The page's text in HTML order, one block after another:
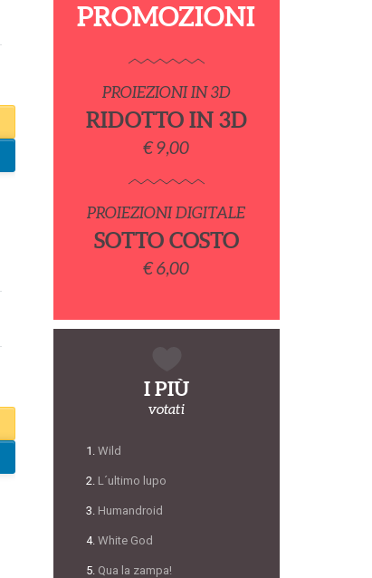
PROMOZIONI
PROIEZIONI IN 3D
RIDOTTO IN 3D
€ 9,00
PROIEZIONI DIGITALE
SOTTO COSTO
€ 6,00
I PIÙ
votati
Wild
L´ultimo lupo
Humandroid
White God
Qua la zampa!